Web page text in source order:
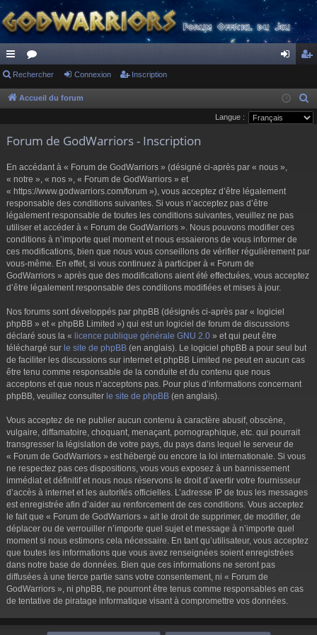
ac
co
ci
or
u
s
ne cri
pti
Rechercher Connexion Inscription
Accueil du forum
e
Langue :
Forum de GodWarriors - Inscription
En accédant à « Forum de GodWarriors » (désigné ci-après par « nous »,
« notre », « nos », « Forum de GodWarriors » et
« https://www.godwarriors.com/forum »), vous acceptez d’être légalement
responsable des conditions suivantes. Si vous n’acceptez pas d’être
légalement responsable de toutes les conditions suivantes, veuillez ne pas
utiliser et accéder à « Forum de GodWarriors ». Nous pouvons modifier ces
conditions à n’importe quel moment et nous essaierons de vous informer de
ces modifications, bien que nous vous conseillons de vérifier régulièrement par
vous-même. En effet, si vous continuez à participer à « Forum de
GodWarriors » après que des modifications aient été effectuées, vous acceptez
d’être légalement responsable des conditions modifiées et mises à jour.
Nos forums sont développés par phpBB (désignés ci-après par « logiciel
phpBB » et « phpBB Limited ») qui est un logiciel de forum de discussions
déclaré sous la « licence publique générale GNU 2.0 » et qui peut être
téléchargé sur le site de phpBB (en anglais). Le logiciel phpBB a pour seul but
de faciliter les discussions sur internet et phpBB Limited ne peut en aucun cas
être tenu comme responsable de la conduite et du contenu que nous
acceptons et que nous n’acceptons pas. Pour plus d’informations concernant
phpBB, veuillez consulter le site de phpBB (en anglais).
Vous acceptez de ne publier aucun contenu à caractère abusif, obscène,
vulgaire, diffamatoire, choquant, menaçant, pornographique, etc. qui pourrait
transgresser la législation de votre pays, du pays dans lequel le serveur de
« Forum de GodWarriors » est hébergé ou encore la loi internationale. Si vous
ne respectez pas ces dispositions, vous vous exposez à un bannissement
immédiat et définitif et nous nous réservons le droit d’avertir votre fournisseur
d’accès à internet et les autorités officielles. L’adresse IP de tous les messages
est enregistrée afin d’aider au renforcement de ces conditions. Vous acceptez
le fait que « Forum de GodWarriors » ait le droit de supprimer, de modifier, de
déplacer ou de verrouiller n’importe quel sujet et message à n’importe quel
moment si nous estimons cela nécessaire. En tant qu’utilisateur, vous acceptez
que toutes les informations que vous avez renseignées soient enregistrées
dans notre base de données. Bien que ces informations ne seront pas
diffusées à une tierce partie sans votre consentement, ni « Forum de
GodWarriors », ni phpBB, ne pourront être tenus comme responsables en cas
de tentative de piratage informatique visant à compromettre vos données.